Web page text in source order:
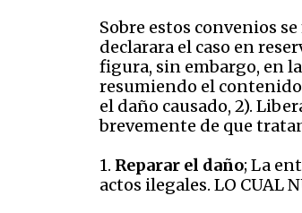
Sobre estos convenios
declarara el caso en
figura, sin embargo, en
resumiendo el contenido
el daño causado, 2).
brevemente de que
1. Reparar el daño; La
actos ilegales. LO CUAL